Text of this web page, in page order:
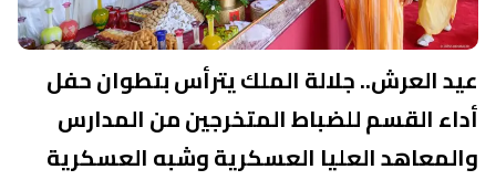
عيد العرش.. جلالة الملك يترأس بتطوان حفل
أداء القسم للضباط المتخرجين من المدارس
والمعاهد العليا العسكرية وشبه العسكرية